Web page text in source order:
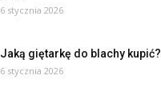
6 stycznia 2026
Jaką giętarkę do blachy kupić?
6 stycznia 2026